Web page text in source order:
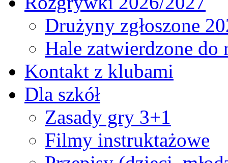
Drużyny zgłoszone
Hale zatwierdzone
Kontakt z klubami
Dla szkół
Zasady gry 3+1
Filmy instruktażowe